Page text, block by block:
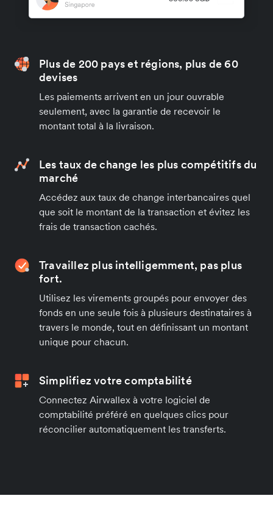
Plus de 200 pays et régions, plus de 60
devises
Les paiements arrivent en un jour ouvrable
seulement, avec la garantie de recevoir le
montant total à la livraison.
Les taux de change les plus compétitifs du
marché
Accédez aux taux de change interbancaires quel
que soit le montant de la transaction et évitez les
frais de transaction cachés.
Travaillez plus intelligemment, pas plus
fort.
Utilisez les virements groupés pour envoyer des
fonds en une seule fois à plusieurs destinataires à
travers le monde, tout en définissant un montant
unique pour chacun.
Simplifiez votre comptabilité
Connectez Airwallex à votre logiciel de
comptabilité préféré en quelques clics pour
réconcilier automatiquement les transferts.